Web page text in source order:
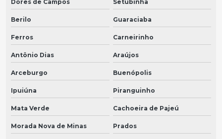
Dores de Campos Setubinha
Berilo Guaraciaba
Ferros Carneirinho
Antônio Dias Araújos
Arceburgo Buenópolis
Ipuiúna Piranguinho
Mata Verde Cachoeira de Pajeú
Morada Nova de Minas Prados